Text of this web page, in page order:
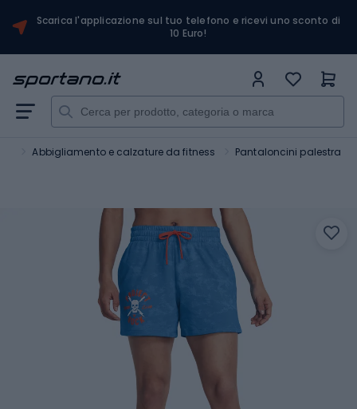
Scarica l'applicazione sul tuo telefono e ricevi uno sconto di
10 Euro!
Abbigliamento e calzature da fitness Pantaloncini palestra